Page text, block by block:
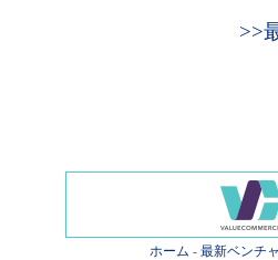
>>
ホーム - 最新ベンチ